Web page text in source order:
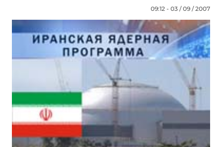
09:12 - 03 / 09 / 2007